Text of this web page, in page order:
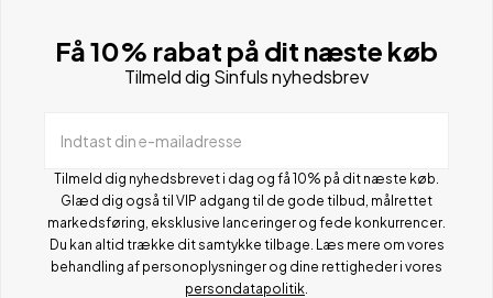
Få 10% rabat på dit næste køb
Tilmeld dig Sinfuls nyhedsbrev
Indtast din e-mailadresse
Tilmeld dig nyhedsbrevet i dag og få 10% på dit næste køb.
Glæd dig også til VIP adgang til de gode tilbud, målrettet
markedsføring, eksklusive lanceringer og fede konkurrencer.
Du kan altid trække dit samtykke tilbage. Læs mere om vores
behandling af personoplysninger og dine rettigheder i vores
persondatapolitik